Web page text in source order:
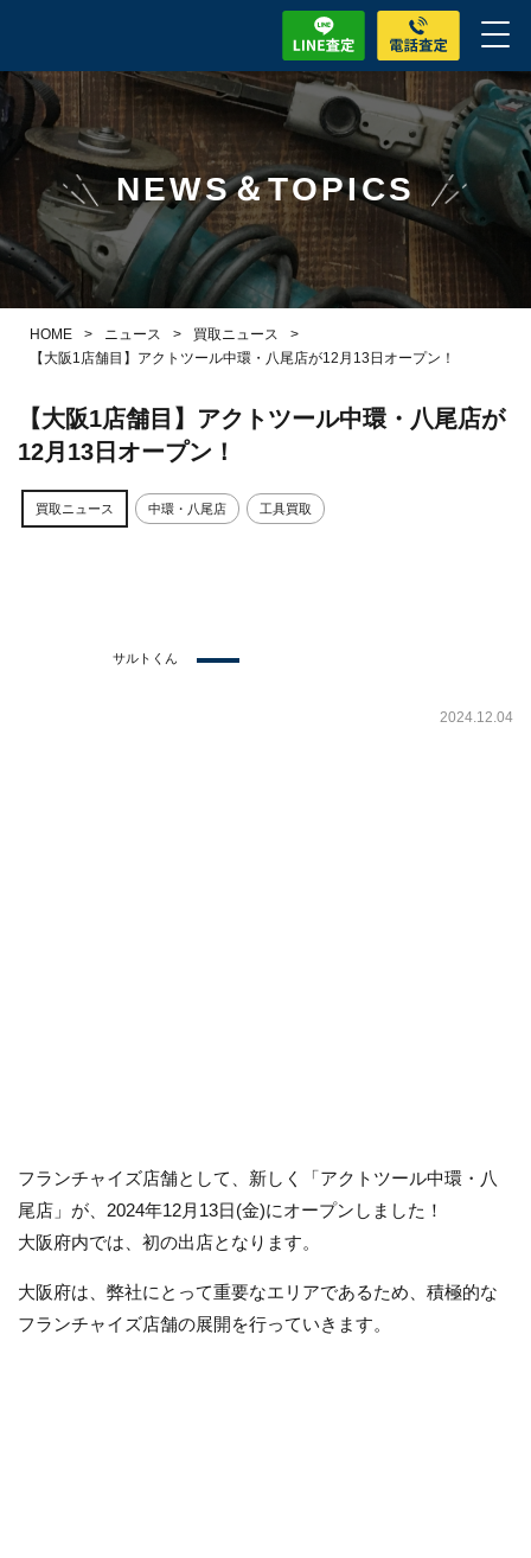
NEWS＆TOPICS
HOME > ニュース > 買取ニュース
>
【大阪1店舗目】アクトツール中環・八尾店が12月13日オープン！
【大阪1店舗目】アクトツール中環・八尾店が
12月13日オープン！
買取ニュース 中環・八尾店 工具買取
サルトくん
2024.12.04
フランチャイズ店舗として、新しく「アクトツール中環・八
尾店」が、2024年12月13日(金)にオープンしました！
大阪府内では、初の出店となります。
大阪府は、弊社にとって重要なエリアであるため、積極的な
フランチャイズ店舗の展開を行っていきます。